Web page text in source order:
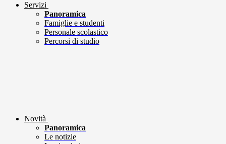
Servizi
Panoramica
Famiglie e studenti
Personale scolastico
Percorsi di studio
Novità
Panoramica
Le notizie